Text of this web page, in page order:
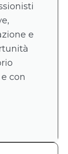
e
con